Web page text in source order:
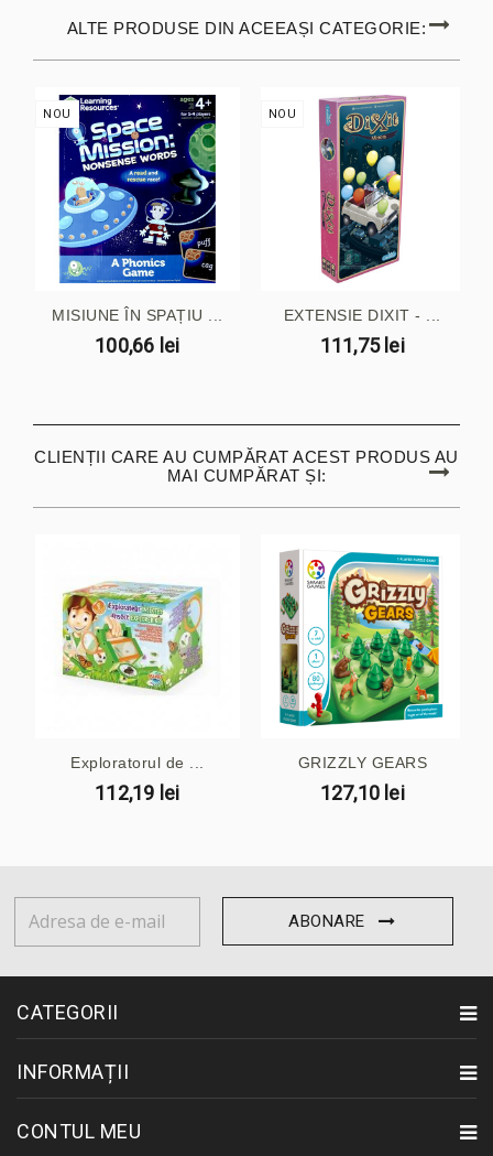
ALTE PRODUSE DIN ACEEAȘI CATEGORIE:
NOU
MISIUNE ÎN SPAȚIU ...
100,66 lei
NOU
EXTENSIE DIXIT - ...
111,75 lei
CLIENȚII CARE AU CUMPĂRAT ACEST PRODUS AU
MAI CUMPĂRAT ȘI:
Exploratorul de ...
112,19 lei
GRIZZLY GEARS
127,10 lei
ABONARE
CATEGORII
INFORMAȚII
CONTUL MEU